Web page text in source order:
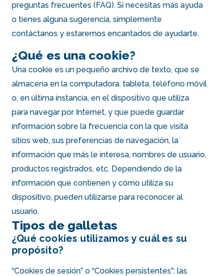
preguntas frecuentes (FAQ). Si necesitas más ayuda
o tienes alguna sugerencia, simplemente
contáctanos y estaremos encantados de ayudarte.
¿Qué es una cookie?
Una cookie es un pequeño archivo de texto, que se
almacena en la computadora, tableta, teléfono móvil
o, en última instancia, en el dispositivo que utiliza
para navegar por Internet, y que puede guardar
información sobre la frecuencia con la que visita
sitios web, sus preferencias de navegación, la
información que más le interesa, nombres de usuario,
productos registrados, etc. Dependiendo de la
información que contienen y cómo utiliza su
dispositivo, pueden utilizarse para reconocer al
usuario.
Tipos de galletas
¿Qué cookies utilizamos y cuál es su
propósito?
“Cookies de sesión” o “Cookies persistentes”: las